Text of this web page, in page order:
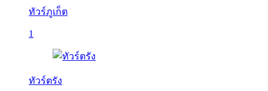
ทัวร์ภูเก็ต
1
ทัวร์ตรัง